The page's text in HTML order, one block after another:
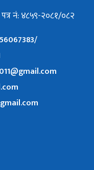
नं: ४८५९-२०८१/०८२